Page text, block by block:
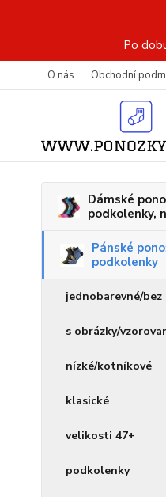
Po
O nás Obchodní
Dámské
podkolenky,
Pánské
podkolenky
jednobarevné/bez
s obrázky/
nízké/kotníkové
klasické
velikosti 47+
podkolenky